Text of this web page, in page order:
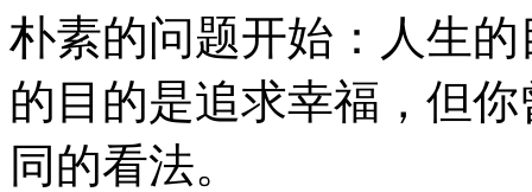
朴素的问题开始：人生
的目的是追求幸福，但
同的看法。